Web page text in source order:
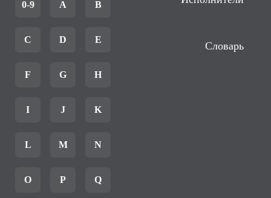
0-9 A B
C D E
F G H
I J K
L M N
O P Q
Словарь